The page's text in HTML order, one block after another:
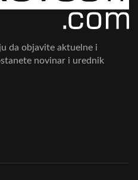
da objavite aktuelne i
novinar i urednik